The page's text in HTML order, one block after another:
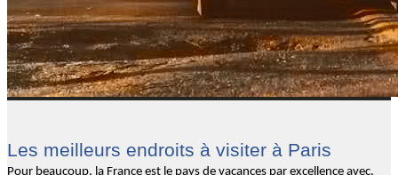
Les meilleurs endroits à visiter à Paris
Pour beaucoup, la France est le pays de vacances par excellence avec,